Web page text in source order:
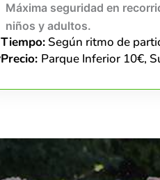
Máxima seguridad en
niños y adultos.
Tiempo:Según ritmo de
Precio: Parque Inferior 10€,